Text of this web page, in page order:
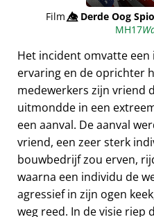
Film👁️⃤Derde Oog
MH17
Het incident omvatte
ervaring en de oprichter
medewerkers zijn vriend
uitmondde in een
een aanval. De aanval
vriend, een zeer sterk
bouwbedrijf zou erven,
waarna een individu de
agressief in zijn ogen
weg reed. In de visie riep